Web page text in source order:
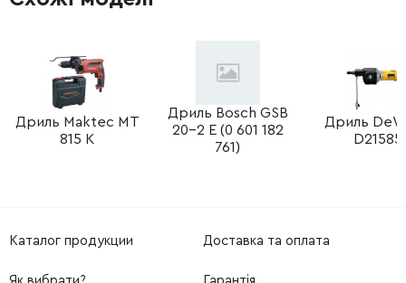
Дриль Maktec MT
815 K
Дриль Bosch GSB
20-2 E (0 601 182
761)
Дриль
D21585
Каталог продукции Доставка та оплата